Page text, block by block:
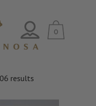
0
results